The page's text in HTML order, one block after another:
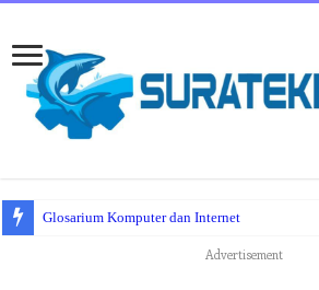
Glosarium Komputer dan Internet
Advertisement